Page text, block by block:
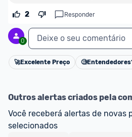
ou MercadoLíder Platinum.
E lembre-se: você sempre
comunidade para tirar
nossos Admins marcando
2 Responder
0 Deixe o seu comentário
🚀Excelente Preço 🧐
Outros alertas criados pela
Você receberá alertas de novas
selecionados